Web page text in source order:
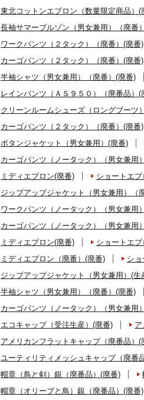
東北コットンエプロン（数量限定商品）(
長袖サマーブルゾン（男女兼用）（廃番
ワークパンツ（２タック）（廃番）(廃番)
カーゴパンツ（２タック）（廃番）(廃番)
半袖シャツ（男女兼用）（廃番）(廃番)
レインパンツ（ＡＳ９５０）（廃番品）(
クリーンルームシューズ（ロングブーツ
カーゴパンツ（２タック）（廃番）(廃番)
ボタンジャケット（男女兼用）(廃番)
カーゴパンツ（ノータック）（男女兼用
ミディエプロン(廃番)
ショートエ
ジップアップジャケット（男女兼用）（
ワークパンツ（ノータック）（男女兼用
カーゴパンツ（ノータック）（男女兼用
ミディエプロン(廃番)
ショートエ
ミディエプロン（廃番）(廃番)
シ
ジップアップジャケット（男女兼用）(生
半袖シャツ（男女兼用）（廃番）(廃番)
カーゴパンツ（ノータック）（男女兼用
エコキャップ（受注生産）(廃番)
アメリカンフラットキャップ（廃番品）(
ユーティリティメッシュキャップ（廃番
帽章（鳥と剣）銀（廃番品）(廃番)
帽章（オリーブと鳥）銀（廃番品）(廃番)